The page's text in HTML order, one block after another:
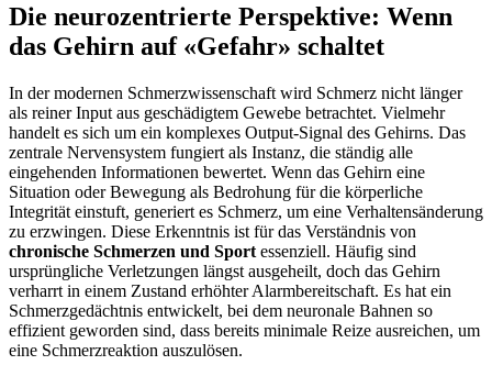
Die neurozentrierte Perspektive: Wenn
das Gehirn auf «Gefahr» schaltet
In der modernen Schmerzwissenschaft wird Schmerz nicht länger
als reiner Input aus geschädigtem Gewebe betrachtet. Vielmehr
handelt es sich um ein komplexes Output-Signal des Gehirns. Das
zentrale Nervensystem fungiert als Instanz, die ständig alle
eingehenden Informationen bewertet. Wenn das Gehirn eine
Situation oder Bewegung als Bedrohung für die körperliche
Integrität einstuft, generiert es Schmerz, um eine Verhaltensänderung
zu erzwingen. Diese Erkenntnis ist für das Verständnis von
chronische Schmerzen und Sport essenziell. Häufig sind
ursprüngliche Verletzungen längst ausgeheilt, doch das Gehirn
verharrt in einem Zustand erhöhter Alarmbereitschaft. Es hat ein
Schmerzgedächtnis entwickelt, bei dem neuronale Bahnen so
effizient geworden sind, dass bereits minimale Reize ausreichen, um
eine Schmerzreaktion auszulösen.